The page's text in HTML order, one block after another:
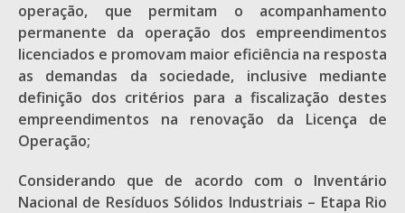
operação, que permitam o acompanhamento
permanente da operação dos empreendimentos
licenciados e promovam maior eficiência na resposta
as demandas da sociedade, inclusive mediante
definição dos critérios para a fiscalização destes
empreendimentos na renovação da Licença de
Operação;
Considerando que de acordo com o Inventário
Nacional de Resíduos Sólidos Industriais – Etapa Rio